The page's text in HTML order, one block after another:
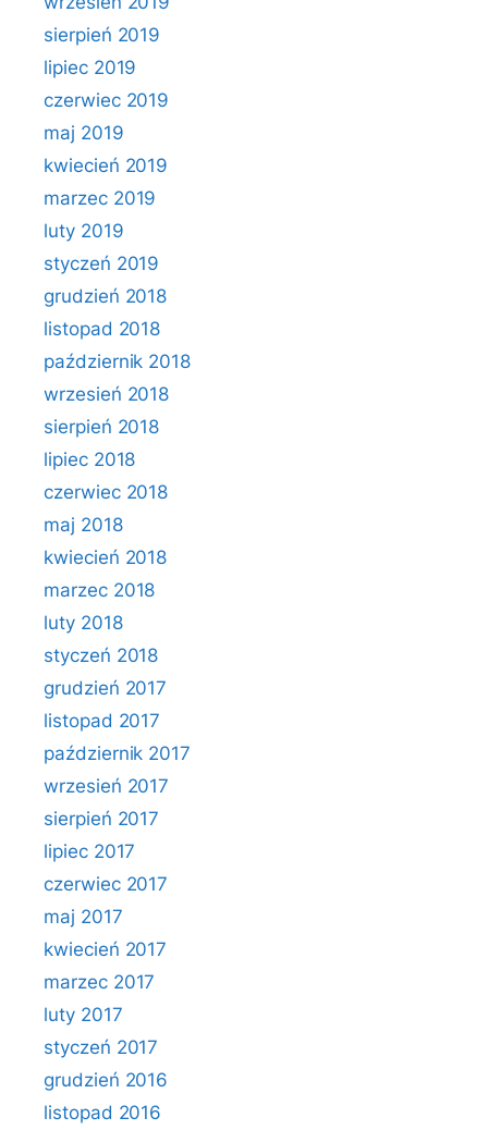
sierpień 2019
lipiec 2019
czerwiec 2019
maj 2019
kwiecień 2019
marzec 2019
luty 2019
styczeń 2019
grudzień 2018
listopad 2018
październik 2018
wrzesień 2018
sierpień 2018
lipiec 2018
czerwiec 2018
maj 2018
kwiecień 2018
marzec 2018
luty 2018
styczeń 2018
grudzień 2017
listopad 2017
październik 2017
wrzesień 2017
sierpień 2017
lipiec 2017
czerwiec 2017
maj 2017
kwiecień 2017
marzec 2017
luty 2017
styczeń 2017
grudzień 2016
listopad 2016